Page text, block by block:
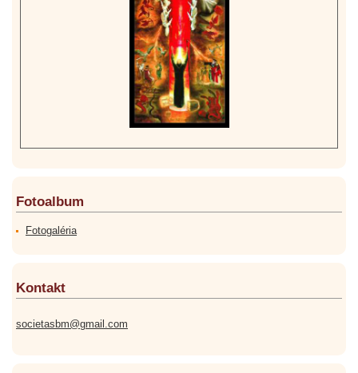
Fotoalbum
Fotogaléria
Kontakt
societasbm@gmail.com